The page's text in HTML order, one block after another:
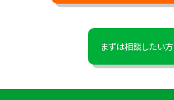
まずは相談したい方